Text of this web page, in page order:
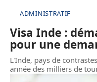
ADMINISTRATIF
Visa Inde :
pour une
L'Inde, pays de
année des milliers de